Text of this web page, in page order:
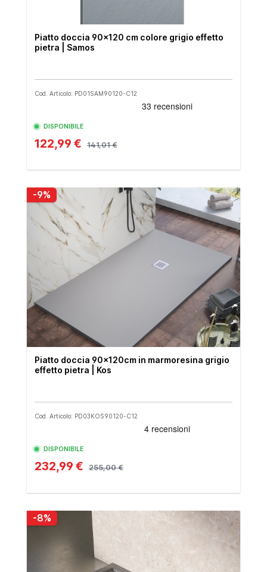
Piatto doccia 90x120 cm colore grigio effetto
pietra | Samos
Cod. Articolo: PD01SAM90120-C12
DISPONIBILE
122,99 € 141,01 €
-9%
Piatto doccia 90x120cm in marmoresina grigio
effetto pietra | Kos
Cod. Articolo: PD03KOS90120-C12
DISPONIBILE
232,99 € 255,00 €
-8%